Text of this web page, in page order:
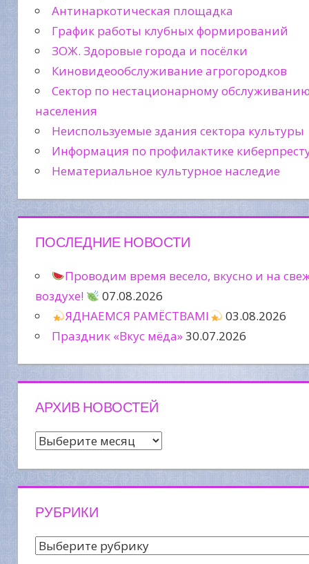
Антинаркотическая площадка
График работы клубных формирований
ЗОЖ. Здоровые города и посёлки
Киновидеообслуживание агрогородков
Сектор по нестационарному
населения
Неиспользуемые здания сектора культуры
Информация по профилактике
Нематериальное культурное наследие
ПОСЛЕДНИЕ НОВОСТИ
Проводим время весело, вкусно и на
воздухе!
07.08.2026
ЯДНАЕМСЯ РАМЁСТВАМІ
03.08.2026
Праздник «Вкус мёда»30.07.2026
АРХИВ НОВОСТЕЙ
Архив
РУБРИКИ
Рубрики